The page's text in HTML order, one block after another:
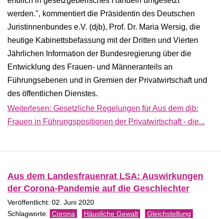
werden.", kommentiert die Präsidentin des Deutschen
Juristinnenbundes e.V. (djb), Prof. Dr. Maria Wersig, die
heutige Kabinettsbefassung mit der Dritten und Vierten
Jährlichen Information der Bundesregierung über die
Entwicklung des Frauen- und Männeranteils an
Führungsebenen und in Gremien der Privatwirtschaft und
des öffentlichen Dienstes.
Weiterlesen: Gesetzliche Regelungen für Aus dem djb:
Frauen in Führungspositionen der Privatwirtschaft - die...
Aus dem Landesfrauenrat LSA: Auswirkungen
der Corona-Pandemie auf die Geschlechter
Veröffentlicht: 02. Juni 2020
Corona Häusliche Gewalt Gleichstellung